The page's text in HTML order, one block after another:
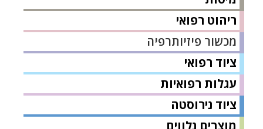
ריהוט רפואי
מכשור פיזיותרפיה
ציוד רפואי
עגלות רפואיות
ציוד נירוסטה
מוצרים נלווים